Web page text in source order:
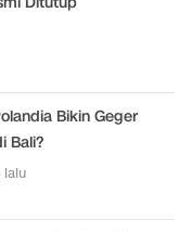
Bikin Geger
Bali?
lalu